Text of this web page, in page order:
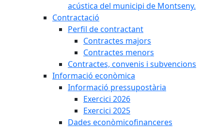
acústica del municipi de Montseny.
Contractació
Perfil de contractant
Contractes majors
Contractes menors
Contractes, convenis i subvencions
Informació econòmica
Informació pressupostària
Exercici 2026
Exercici 2025
Dades econòmicofinanceres